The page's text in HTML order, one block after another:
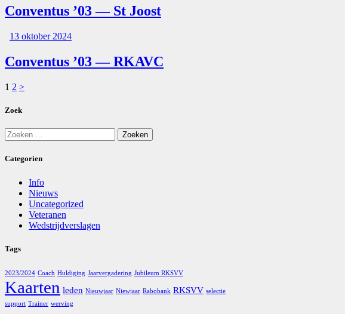
Conventus ’03 — St Joost
13 oktober 2024
Conventus ’03 — RKAVC
Berichten
paginering
Page
1 Page
2 >
Zoek
Zoeken
naar:
Categorien
Info
Nieuws
Uncategorized
Veteranen
Wedstrijdverslagen
Tags
2023/2024 Coach Huldiging Jaarvergadering Jubileum RKSVV
Kaarten leden Nieuwjaar Niewjaar Rabobank RKSVV selectie
support Trainer werving